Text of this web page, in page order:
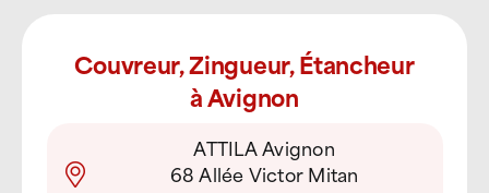
Couvreur, Zingueur, Étancheur
à Avignon
ATTILA Avignon
68 Allée Victor Mitan